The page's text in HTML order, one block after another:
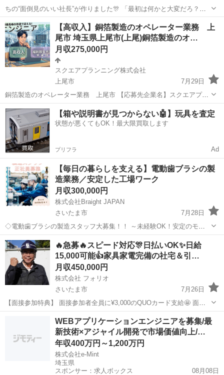
ちの“面倒見のいい社長”が作りました🎊 「最初は何かと大変だろ？」
その一言から始まった制度です。 🎁〈ちょっと嬉しい皆勤賞ボーナ
ス〉 ✨ 入社1週間目 → 2,000円 ✨ 入社2週間目 → 4,000円 ...
埼玉 新座市 その他 未経験
【高収入】銅箔製造のオペレーター業務 上
尾市 埼玉県上尾市(上尾)銅箔製造のオ…
月収275,000円
スクエアプランニング株式会社
上尾市
7月29日
銅箔製造のオペレーター業務 上尾市 【応募先企業名】スクエアプラ
ンニング株式会社 【雇用形態】正社員【人材紹介】 【職種】自動車業
界以外(製造・部品組立・加工) 【応募資格】 ・年齢要件: ～ 60歳 ・日
本語ネイティブレ...
埼玉 上尾市 その他 業務
【箱や説明書が見つからない🤖】玩具を査定
状態が悪くてもOK！最大限買取します
プリフラ Ad
【毎日の暮らしを支える】電動歯ブラシの製
造業務／安定した工場ワーク
月収300,000円
株式会社Braight JAPAN
さいたま市
7月28日
◇電動歯ブラシの製造スタッフ大募集！！ ～未経験OK！安定のモノ
づくりワーク～ 📌 たった10秒でわかる！このお仕事のポイント☝ ✅
未経験から“手に職”がつけられる！ ✅ コツコツ・モクモク作業が好き
な方にぴっ...
埼玉 さいたま市 未経験
🔥急募🔥スピード対応🎊日払いOK✨日給
15,000可能👍家具家電完備の社宅＆引…
月収450,000円
株式会社 フォリオ
さいたま市
7月26日
【面接参加特典】 面接参加者全員に¥3,000のQUOカード支給🤩 面接
に参加するだけで特典ゲット！ ※面接を受けた全員にプレゼント！
【皆勤賞制度】 ✨ 入社1週間目 → 2,000円 ✨ 入社2週間目 →...
その他
WEBアプリケーションエンジニアを募集/最
新技術×アジャイル開発で市場価値向上/…
年収400万円～1,200万円
株式会社e-Mint
埼玉県
スポンサー：求人ボックス
08月08日